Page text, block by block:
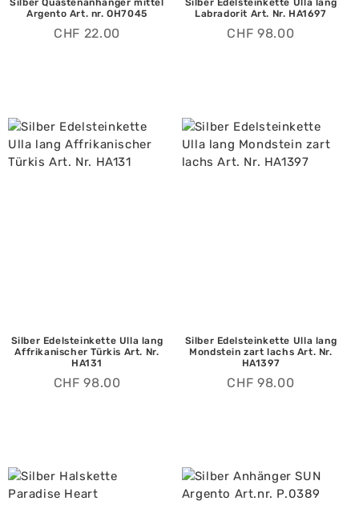
Argento Art. nr. OH7045
CHF 22.00
Labradorit Art. Nr. HA1697
CHF 98.00
Silber Edelsteinkette Ulla lang
Affrikanischer Türkis Art. Nr.
HA131
CHF 98.00
Silber Edelsteinkette Ulla lang
Mondstein zart lachs Art. Nr.
HA1397
CHF 98.00